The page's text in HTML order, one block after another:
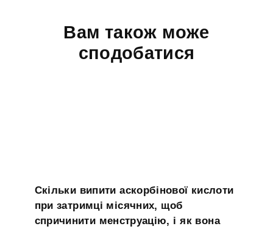
Вам також може
сподобатися
Скільки випити аскорбінової кислоти
при затримці місячних, щоб
спричинити менструацію, і як вона